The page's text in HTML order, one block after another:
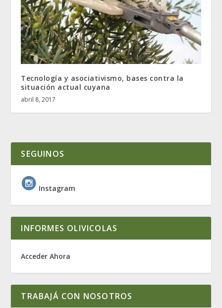
Tecnología y asociativismo, bases contra la
situación actual cuyana
abril 8, 2017
SEGUINOS
Instagram
INFORMES OLIVICOLAS
Acceder Ahora
TRABAJÁ CON NOSOTROS